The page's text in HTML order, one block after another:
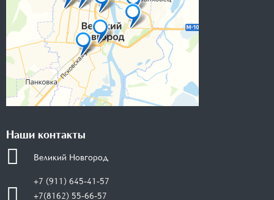
Наши контакты
Великий Новгород
+7 (911) 645-41-57
+7(8162) 55-66-57